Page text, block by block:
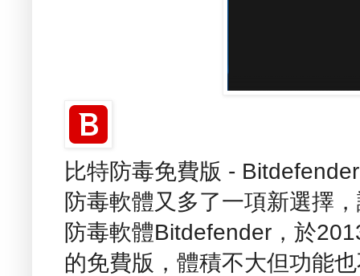
比特防毒免費版 -
防毒軟體又多了一項新選擇
防毒軟體Bitdefender，於
的免費版，體積不大但功能